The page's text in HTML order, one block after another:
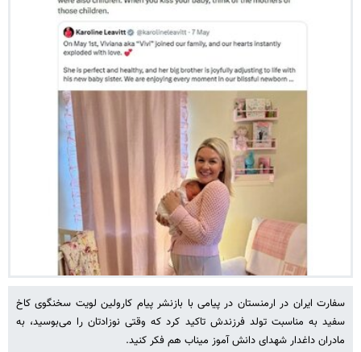
سفارت ایران در ارمنستان در پیامی با بازنشر پیام کارولین لویت سخنگوی کاخ
سفید به مناسبت تولد فرزندش تاکید کرد که وقتی نوزادتان را می‌بوسید، به
مادران داغدار شهدای دانش آموز میناب هم فکر کنید.